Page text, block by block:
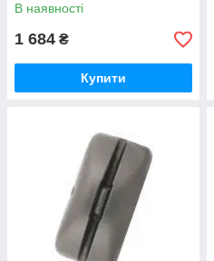
В наявності
1 684 ₴
Купити